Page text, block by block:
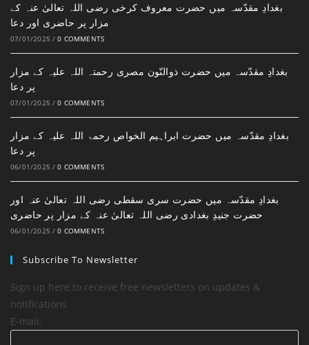
بغدادِ مقدّسہ میں حضرت معروف کرخی رضی اللہ تعالیٰ عنہ کے
مزار پر حاضری اور دعا
07/01/2025 / 0 COMMENTS
بغدادِ مقدّسہ میں حضرت ذوالنّون مصری رحمتہ اللہ علیہ کے مزار
پر دعا
07/01/2025 / 0 COMMENTS
بغدادِ مقدّسہ میں حضرت ابراہیم الخواص رحمۃ اللہ علیہ کے مزار
پر دعا
06/01/2025 / 0 COMMENTS
بغدادِ مقدّسہ میں حضرت سری سقطی رضی اللہ تعالیٰ عنہ اور
حضرت جنیدِ بغدادی رضی اللہ تعالیٰ عنہ کے مزار پر حاضری
06/01/2025 / 0 COMMENTS
Subscribe To Newsletter
Sign up here to receive free newsletters on updates &
notifications
E-mail: